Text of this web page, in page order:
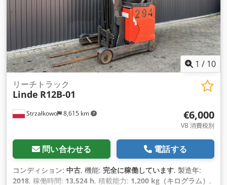
1 / 10
Strzałkowo 8,615 km
リーチトラック
Linde R12B-01
€6,000
VB 消費税別
問い合わせる 電話する
コンディション: 中古, 機能: 完全に稼働しています, 製造年:
2018, 稼働時間: 13,524 h, 積載能力: 1,200 kg（キログラム） ,